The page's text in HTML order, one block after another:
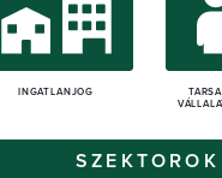
INGATLANJOG
SZEKTOROK